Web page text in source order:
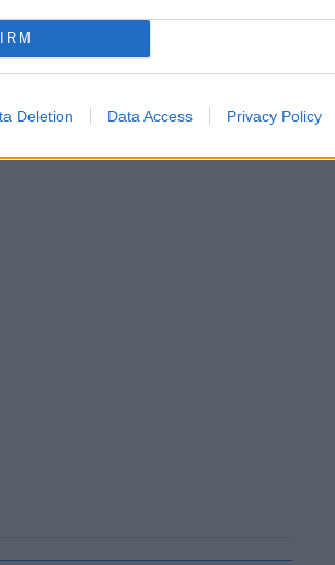
Deletion Data Access Privacy Policy